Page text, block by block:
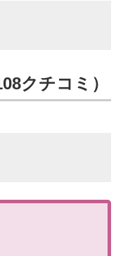
クチコミ）